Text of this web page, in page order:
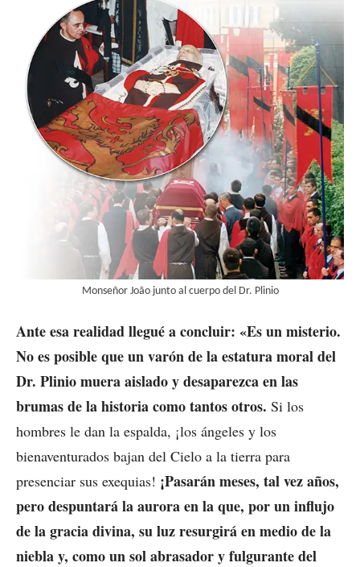
Monseñor João junto al cuerpo del Dr. Plinio
Ante esa realidad llegué a concluir: «Es un misterio.
No es posible que un varón de la estatura moral del
Dr. Plinio muera aislado y desaparezca en las
brumas de la historia como tantos otros. Si los
hombres le dan la espalda, ¡los ángeles y los
bienaventurados bajan del Cielo a la tierra para
presenciar sus exequias! ¡Pasarán meses, tal vez años,
pero despuntará la aurora en la que, por un influjo
de la gracia divina, su luz resurgirá en medio de la
niebla y, como un sol abrasador y fulgurante del